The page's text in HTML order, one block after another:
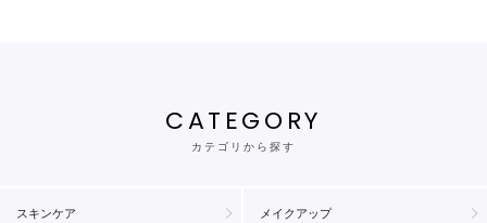
CATEGORY
カテゴリから探す
スキンケア メイクアップ